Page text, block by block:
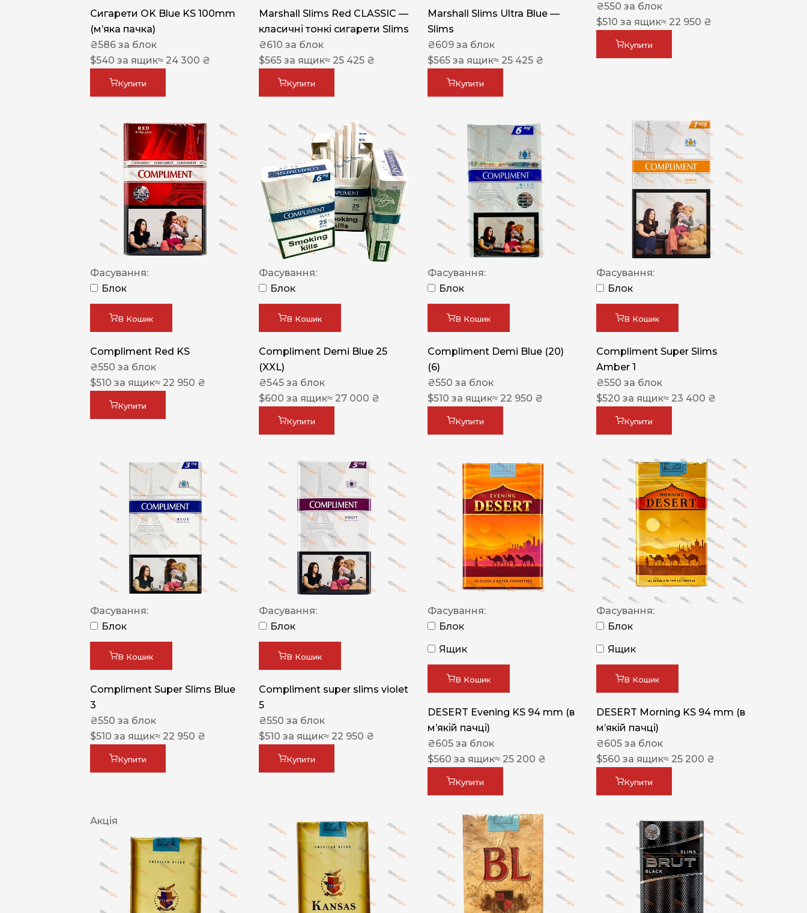
MAN
Arizona
Сигарети OK Blue KS 100mm
(м’яка пачка)
₴586 за блок
$540 за ящик≈ 24 300 ₴
Купити
Marshall Slims Red CLASSIC —
класичні тонкі сигарети Slims
₴610 за блок
$565 за ящик≈ 25 425 ₴
Купити
Marshall Slims Ultra Blue —
Slims
₴609 за блок
$565 за ящик≈ 25 425 ₴
Купити
₴550 за блок
$510 за ящик≈ 22 950 ₴
Купити
Фасування:
Блок
В Кошик
Compliment Red KS
₴550 за блок
$510 за ящик≈ 22 950 ₴
Купити
Фасування:
Блок
В Кошик
Compliment Demi Blue 25
(XXL)
₴545 за блок
$600 за ящик≈ 27 000 ₴
Купити
Фасування:
Блок
В Кошик
Compliment Demi Blue (20)
(6)
₴550 за блок
$510 за ящик≈ 22 950 ₴
Купити
Фасування:
Блок
В Кошик
Compliment Super Slims
Amber 1
₴550 за блок
$520 за ящик≈ 23 400 ₴
Купити
Фасування:
Блок
В Кошик
Compliment Super Slims Blue
3
₴550 за блок
$510 за ящик≈ 22 950 ₴
Купити
Фасування:
Блок
В Кошик
Compliment super slims violet
5
₴550 за блок
$510 за ящик≈ 22 950 ₴
Купити
Фасування:
Блок
Ящик
В Кошик
DESERT Evening KS 94 mm (в
мʼякій пачці)
₴605 за блок
$560 за ящик≈ 25 200 ₴
Купити
Фасування:
Блок
Ящик
В Кошик
DESERT Morning KS 94 mm (в
мʼякій пачці)
₴605 за блок
$560 за ящик≈ 25 200 ₴
Купити
Акція